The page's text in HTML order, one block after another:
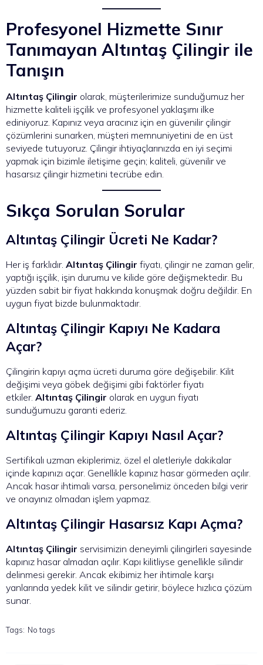
Profesyonel Hizmette Sınır
Tanımayan Altıntaş Çilingir ile
Tanışın
Altıntaş Çilingir olarak, müşterilerimize sunduğumuz her
hizmette kaliteli işçilik ve profesyonel yaklaşımı ilke
ediniyoruz. Kapınız veya aracınız için en güvenilir çilingir
çözümlerini sunarken, müşteri memnuniyetini de en üst
seviyede tutuyoruz. Çilingir ihtiyaçlarınızda en iyi seçimi
yapmak için bizimle iletişime geçin; kaliteli, güvenilir ve
hasarsız çilingir hizmetini tecrübe edin.
Sıkça Sorulan Sorular
Altıntaş Çilingir Ücreti Ne Kadar?
Her iş farklıdır. Altıntaş Çilingir fiyatı, çilingir ne zaman gelir,
yaptığı işçilik, işin durumu ve kilide göre değişmektedir. Bu
yüzden sabit bir fiyat hakkında konuşmak doğru değildir. En
uygun fiyat bizde bulunmaktadır.
Altıntaş Çilingir Kapıyı Ne Kadara
Açar?
Çilingirin kapıyı açma ücreti duruma göre değişebilir. Kilit
değişimi veya göbek değişimi gibi faktörler fiyatı
etkiler. Altıntaş Çilingir olarak en uygun fiyatı
sunduğumuzu garanti ederiz.
Altıntaş Çilingir Kapıyı Nasıl Açar?
Sertifikalı uzman ekiplerimiz, özel el aletleriyle dakikalar
içinde kapınızı açar. Genellikle kapınız hasar görmeden açılır.
Ancak hasar ihtimali varsa, personelimiz önceden bilgi verir
ve onayınız olmadan işlem yapmaz.
Altıntaş Çilingir Hasarsız Kapı Açma?
Altıntaş Çilingir servisimizin deneyimli çilingirleri sayesinde
kapınız hasar almadan açılır. Kapı kilitliyse genellikle silindir
delinmesi gerekir. Ancak ekibimiz her ihtimale karşı
yanlarında yedek kilit ve silindir getirir, böylece hızlıca çözüm
sunar.
Tags: No tags